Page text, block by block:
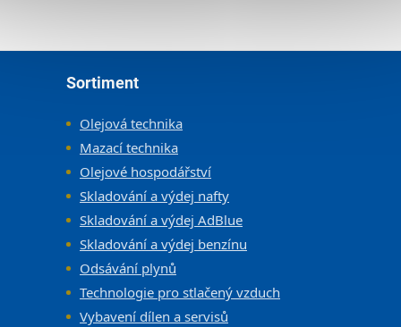
Sortiment
Olejová technika
Mazací technika
Olejové hospodářství
Skladování a výdej nafty
Skladování a výdej AdBlue
Skladování a výdej benzínu
Odsávání plynů
Technologie pro stlačený vzduch
Vybavení dílen a servisů